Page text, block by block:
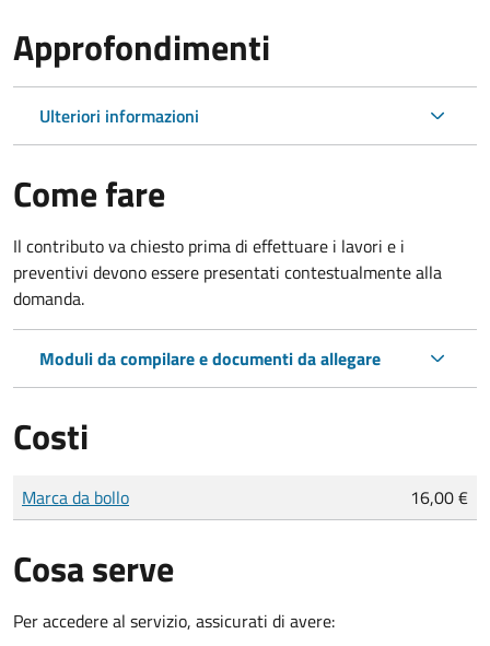
Approfondimenti
Ulteriori informazioni
Come fare
Il contributo va chiesto prima di effettuare i lavori e i
preventivi devono essere presentati contestualmente alla
domanda.
Moduli da compilare e documenti da allegare
Costi
Tipo di pagamento
Importo
Marca da bollo 16,00 €
Cosa serve
Per accedere al servizio, assicurati di avere: